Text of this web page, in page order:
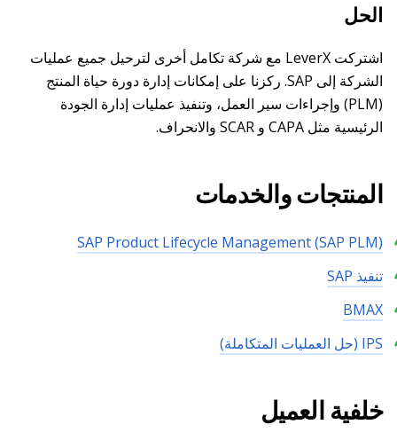
الحل
اشتركت LeverX مع شركة تكامل أخرى لترحيل جميع عمليات
الشركة إلى SAP. ركزنا على إمكانات إدارة دورة حياة المنتج
(PLM) وإجراءات سير العمل، وتنفيذ عمليات إدارة الجودة
الرئيسية مثل CAPA و SCAR والانحراف.
المنتجات والخدمات
SAP Product Lifecycle Management (SAP PLM)
تنفيذ SAP
BMAX
IPS (حل العمليات المتكاملة)
خلفية العميل